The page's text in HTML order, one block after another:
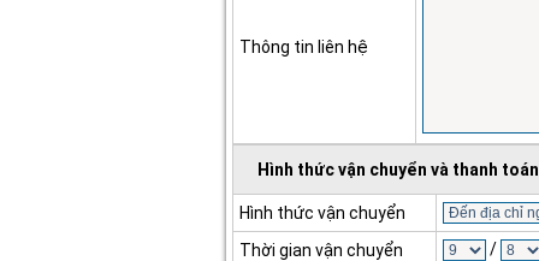
Thông tin liên hệ
Hình thức vận chuyển và thanh toán
Hình thức vận chuyển
Thời gian vận chuyển
/